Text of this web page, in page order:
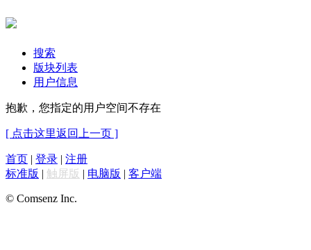
搜索
版块列表
用户信息
抱歉，您指定的用户空间不存在
[ 点击这里返回上一页 ]
首页 | 登录 | 注册
标准版 | 触屏版 | 电脑版 | 客户端
© Comsenz Inc.